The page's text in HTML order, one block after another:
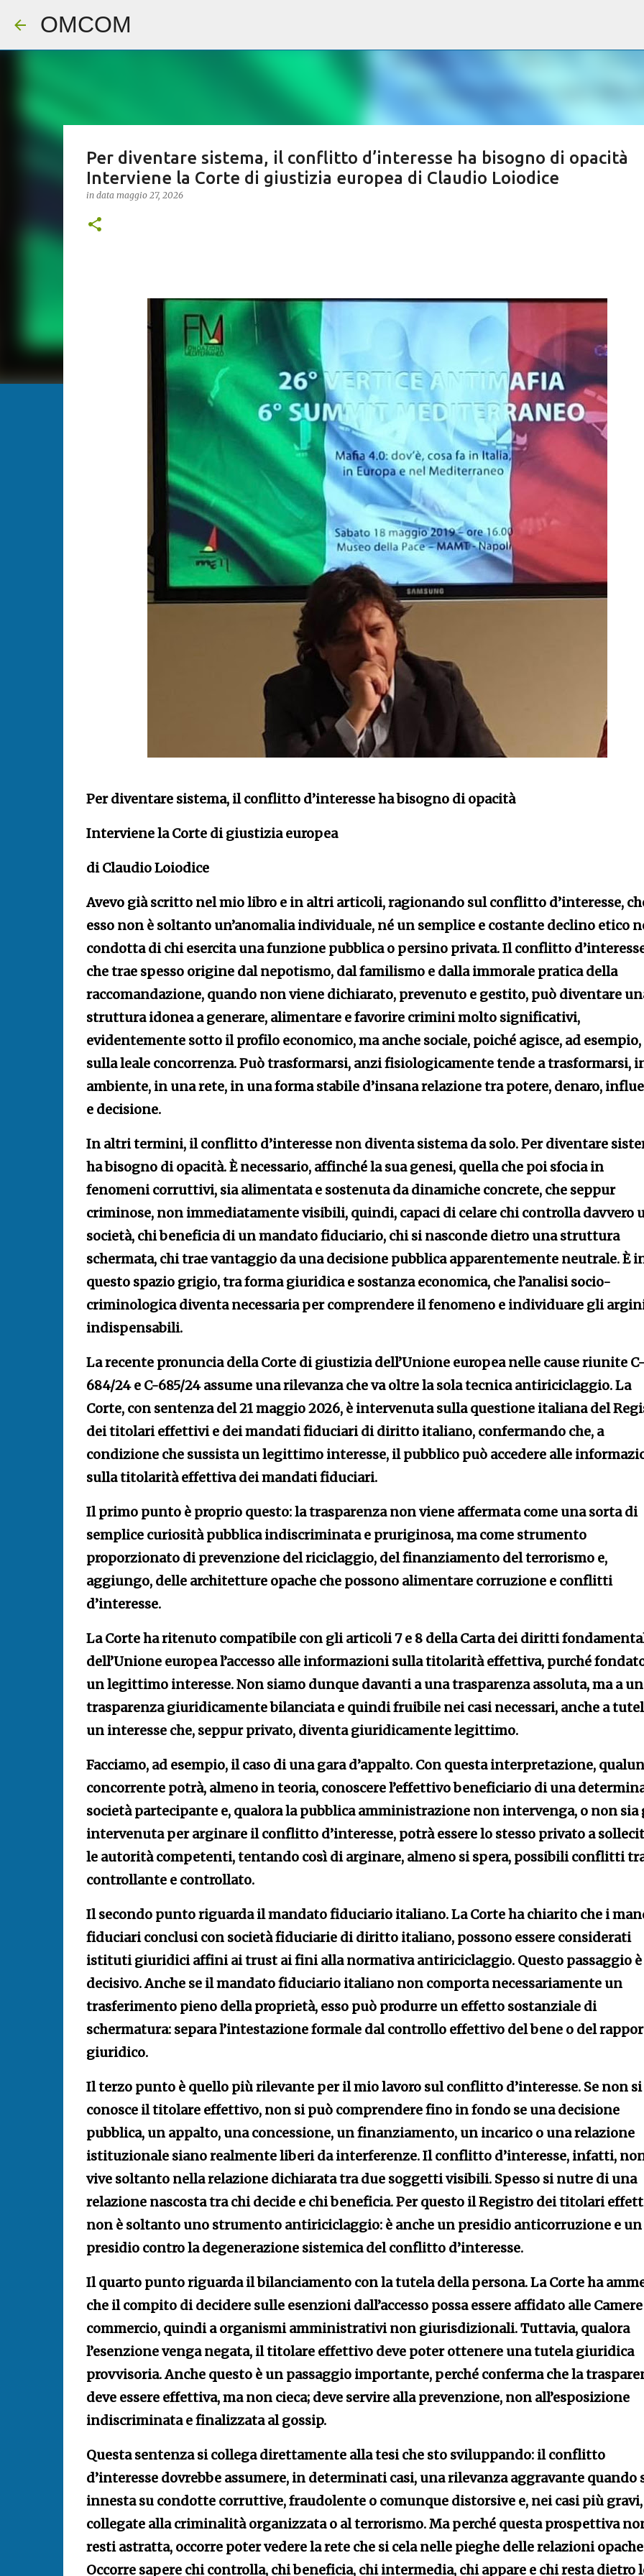
OMCOM
Per diventare sistema, il conflitto d’interesse ha bisogno di opacità
Interviene la Corte di giustizia europea di Claudio Loiodice
in data maggio 27, 2026
Per diventare sistema, il conflitto d’interesse ha bisogno di opacità
Interviene la Corte di giustizia europea
di Claudio Loiodice
Avevo già scritto nel mio libro e in altri articoli, ragionando sul conflitto d’interesse,
esso non è soltanto un’anomalia individuale, né un semplice e costante declino etico
condotta di chi esercita una funzione pubblica o persino privata. Il conflitto
che trae spesso origine dal nepotismo, dal familismo e dalla immorale pratica della
raccomandazione, quando non viene dichiarato, prevenuto e gestito, può diventare
struttura idonea a generare, alimentare e favorire crimini molto significativi,
evidentemente sotto il profilo economico, ma anche sociale, poiché agisce, ad esempio,
sulla leale concorrenza. Può trasformarsi, anzi fisiologicamente tende a trasformarsi,
ambiente, in una rete, in una forma stabile d’insana relazione tra potere, denaro,
e decisione.
In altri termini, il conflitto d’interesse non diventa sistema da solo. Per diventare
ha bisogno di opacità. È necessario, affinché la sua genesi, quella che poi sfocia in
fenomeni corruttivi, sia alimentata e sostenuta da dinamiche concrete, che seppur
criminose, non immediatamente visibili, quindi, capaci di celare chi controlla davvero
società, chi beneficia di un mandato fiduciario, chi si nasconde dietro una struttura
schermata, chi trae vantaggio da una decisione pubblica apparentemente neutrale. È
questo spazio grigio, tra forma giuridica e sostanza economica, che l’analisi socio-
criminologica diventa necessaria per comprendere il fenomeno e individuare gli
indispensabili.
La recente pronuncia della Corte di giustizia dell’Unione europea nelle cause riunite C-
684/24 e C-685/24 assume una rilevanza che va oltre la sola tecnica antiriciclaggio. La
Corte, con sentenza del 21 maggio 2026, è intervenuta sulla questione italiana del
dei titolari effettivi e dei mandati fiduciari di diritto italiano, confermando che, a
condizione che sussista un legittimo interesse, il pubblico può accedere alle
sulla titolarità effettiva dei mandati fiduciari.
Il primo punto è proprio questo: la trasparenza non viene affermata come una sorta di
semplice curiosità pubblica indiscriminata e pruriginosa, ma come strumento
proporzionato di prevenzione del riciclaggio, del finanziamento del terrorismo e,
aggiungo, delle architetture opache che possono alimentare corruzione e conflitti
d’interesse.
La Corte ha ritenuto compatibile con gli articoli 7 e 8 della Carta dei diritti
dell’Unione europea l’accesso alle informazioni sulla titolarità effettiva, purché
un legittimo interesse. Non siamo dunque davanti a una trasparenza assoluta, ma a
trasparenza giuridicamente bilanciata e quindi fruibile nei casi necessari, anche a
un interesse che, seppur privato, diventa giuridicamente legittimo.
Facciamo, ad esempio, il caso di una gara d’appalto. Con questa interpretazione,
concorrente potrà, almeno in teoria, conoscere l’effettivo beneficiario di una
società partecipante e, qualora la pubblica amministrazione non intervenga, o non sia
intervenuta per arginare il conflitto d’interesse, potrà essere lo stesso privato a
le autorità competenti, tentando così di arginare, almeno si spera, possibili conflitti
controllante e controllato.
Il secondo punto riguarda il mandato fiduciario italiano. La Corte ha chiarito che i
fiduciari conclusi con società fiduciarie di diritto italiano, possono essere considerati
istituti giuridici affini ai trust ai fini alla normativa antiriciclaggio. Questo passaggio è
decisivo. Anche se il mandato fiduciario italiano non comporta necessariamente un
trasferimento pieno della proprietà, esso può produrre un effetto sostanziale di
schermatura: separa l’intestazione formale dal controllo effettivo del bene o del
giuridico.
Il terzo punto è quello più rilevante per il mio lavoro sul conflitto d’interesse. Se non si
conosce il titolare effettivo, non si può comprendere fino in fondo se una decisione
pubblica, un appalto, una concessione, un finanziamento, un incarico o una relazione
istituzionale siano realmente liberi da interferenze. Il conflitto d’interesse, infatti,
vive soltanto nella relazione dichiarata tra due soggetti visibili. Spesso si nutre di una
relazione nascosta tra chi decide e chi beneficia. Per questo il Registro dei titolari
non è soltanto uno strumento antiriciclaggio: è anche un presidio anticorruzione e un
presidio contro la degenerazione sistemica del conflitto d’interesse.
Il quarto punto riguarda il bilanciamento con la tutela della persona. La Corte ha
che il compito di decidere sulle esenzioni dall’accesso possa essere affidato alle
commercio, quindi a organismi amministrativi non giurisdizionali. Tuttavia, qualora
l’esenzione venga negata, il titolare effettivo deve poter ottenere una tutela giuridica
provvisoria. Anche questo è un passaggio importante, perché conferma che la
deve essere effettiva, ma non cieca; deve servire alla prevenzione, non all’esposizione
indiscriminata e finalizzata al gossip.
Questa sentenza si collega direttamente alla tesi che sto sviluppando: il conflitto
d’interesse dovrebbe assumere, in determinati casi, una rilevanza aggravante quando
innesta su condotte corruttive, fraudolente o comunque distorsive e, nei casi più gravi,
collegate alla criminalità organizzata o al terrorismo. Ma perché questa prospettiva
resti astratta, occorre poter vedere la rete che si cela nelle pieghe delle relazioni
Occorre sapere chi controlla, chi beneficia, chi intermedia, chi appare e chi resta dietro